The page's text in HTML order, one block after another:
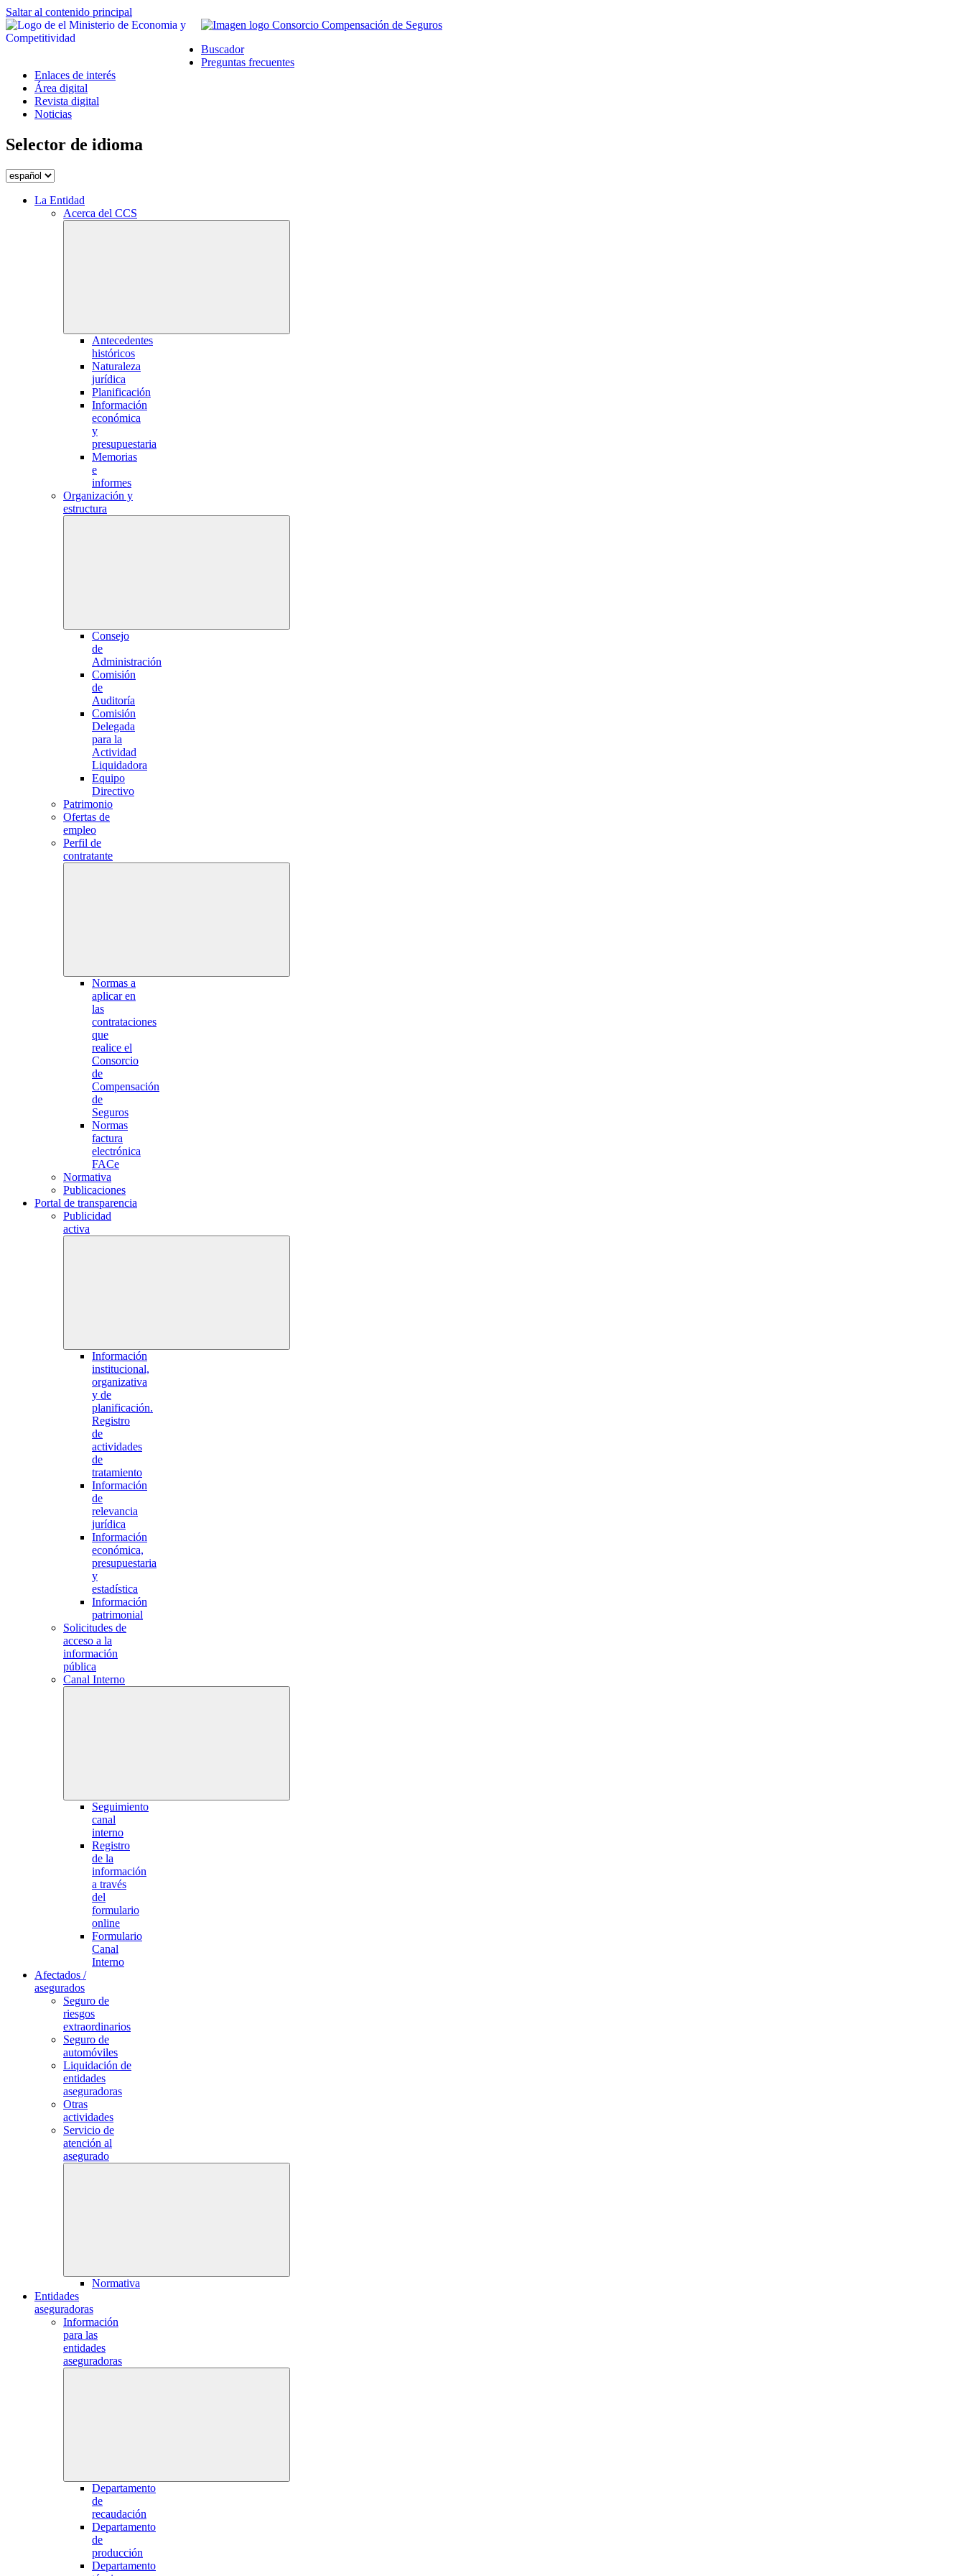
Saltar al contenido principal
Buscador
Preguntas frecuentes
Enlaces de interés
Área digital
Revista digital
Noticias
Selector de idioma
La Entidad
Acerca del CCS
Antecedentes
históricos
Naturaleza
jurídica
Planificación
Información
económica
y
presupuestaria
Memorias
e
informes
Organización y
estructura
Consejo
de
Administración
Comisión
de
Auditoría
Comisión
Delegada
para la
Actividad
Liquidadora
Equipo
Directivo
Patrimonio
Ofertas de
empleo
Perfil de
contratante
Normas a
aplicar en
las
contrataciones
que
realice el
Consorcio
de
Compensación
de
Seguros
Normas
factura
electrónica
FACe
Normativa
Publicaciones
Portal de transparencia
Publicidad
activa
Información
institucional,
organizativa
y de
planificación.
Registro
de
actividades
de
tratamiento
Información
de
relevancia
jurídica
Información
económica,
presupuestaria
y
estadística
Información
patrimonial
Solicitudes de
acceso a la
información
pública
Canal Interno
Seguimiento
canal
interno
Registro
de la
información
a través
del
formulario
online
Formulario
Canal
Interno
Afectados /
asegurados
Seguro de
riesgos
extraordinarios
Seguro de
automóviles
Liquidación de
entidades
aseguradoras
Otras
actividades
Servicio de
atención al
asegurado
Normativa
Entidades
aseguradoras
Información
para las
entidades
aseguradoras
Departamento
de
recaudación
Departamento
de
producción
Departamento